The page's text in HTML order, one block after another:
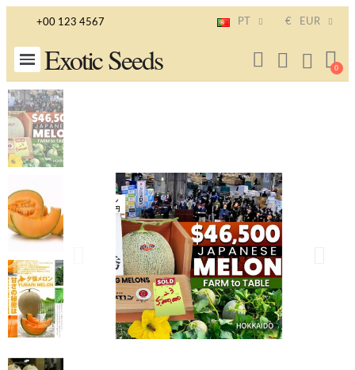
+00 123 4567 PT € EUR
Exotic Seeds